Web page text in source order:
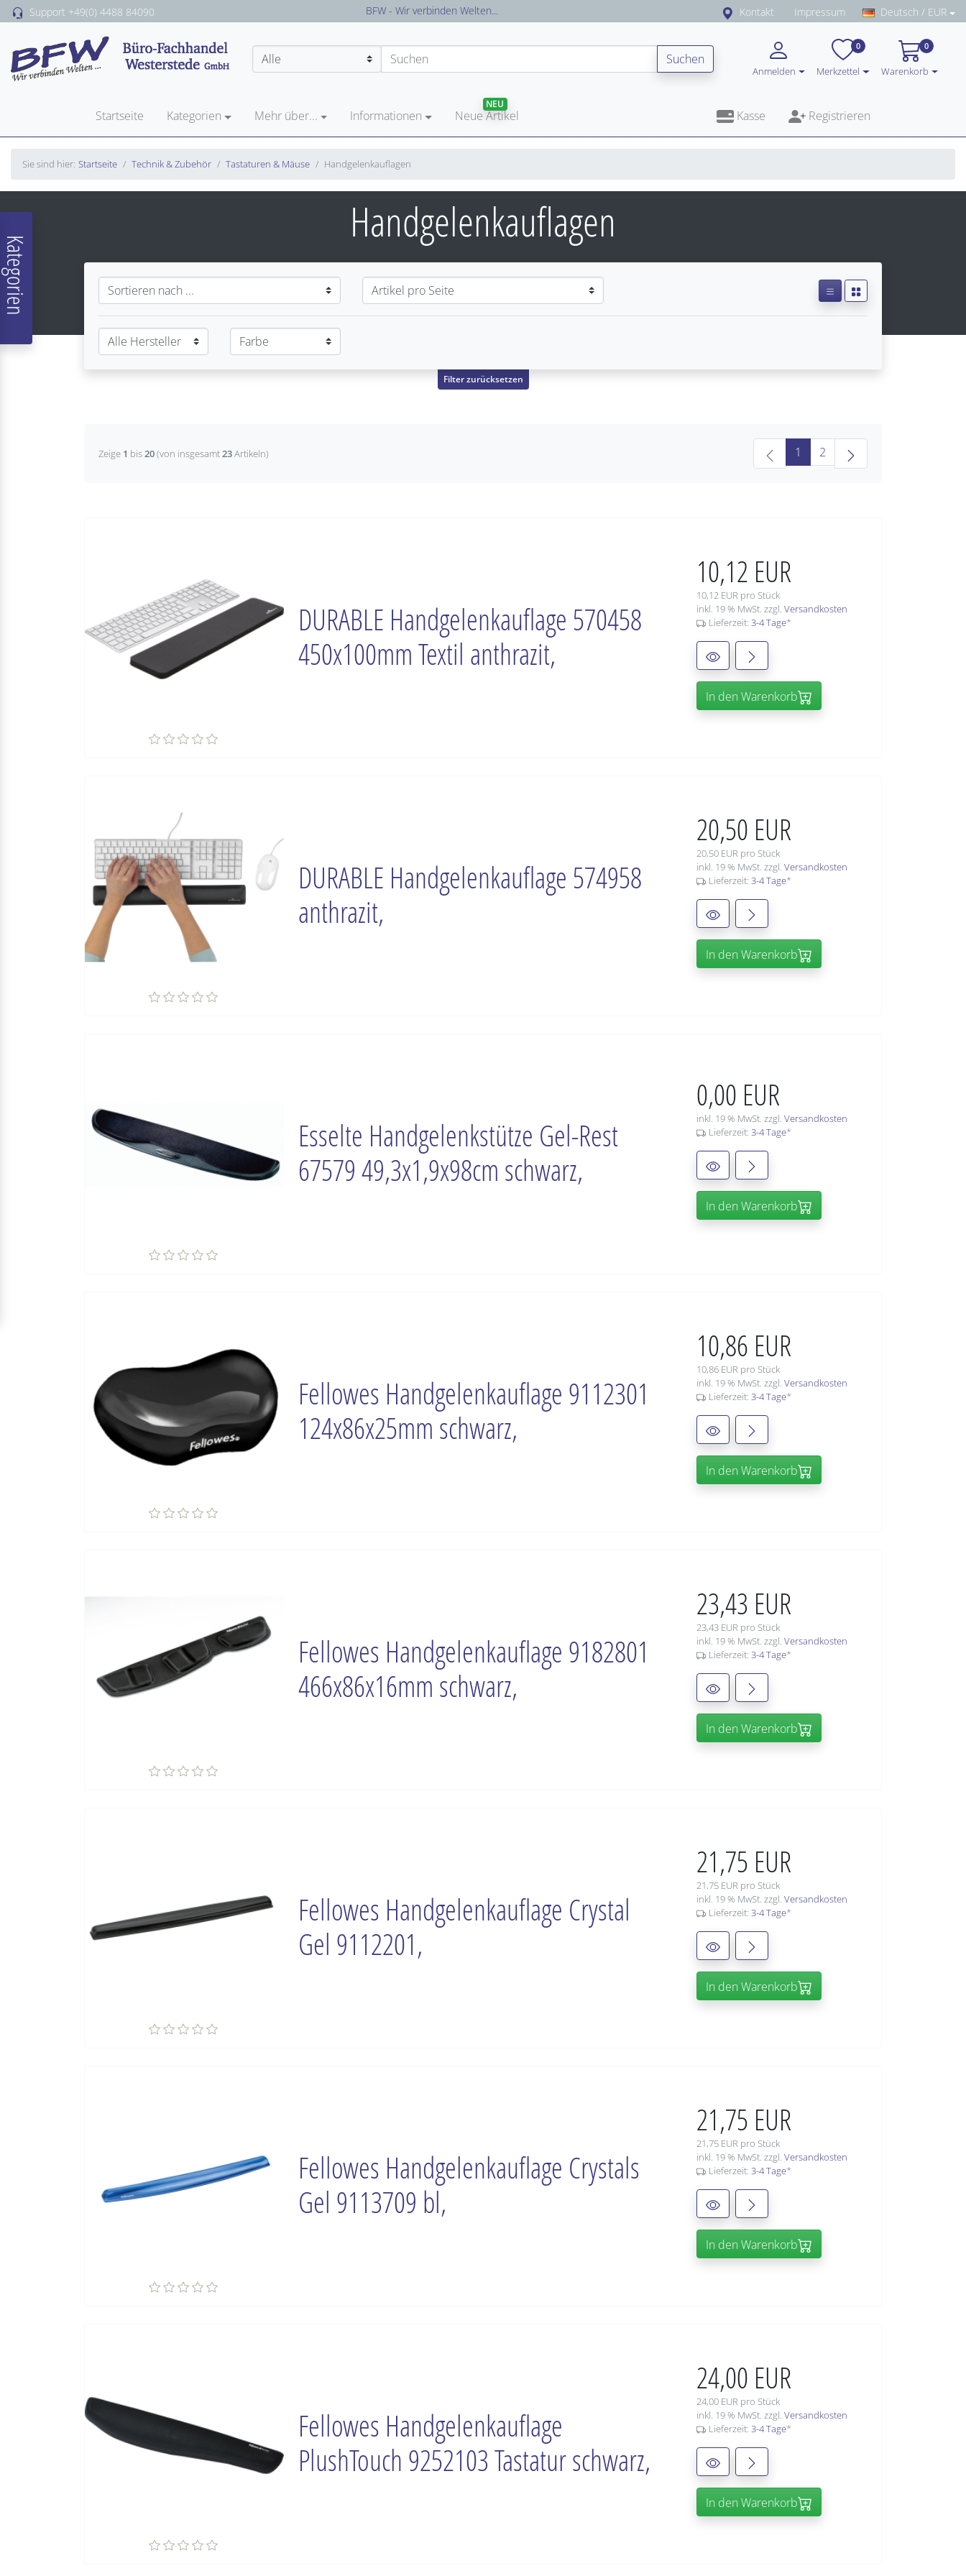
Support +49(0) 4488 84090 Versandkostenfreie Lieferung in Deutschland Kontakt Impressum Deutsch / EUR
Suchen
Anmelden Merkzettel
0
Warenkorb
0
Startseite Kategorien Mehr über... Informationen Neue Artikel
NEU
Kasse Registrieren
Sie sind hier: Startseite Technik & Zubehör Tastaturen & Mäuse Handgelenkauflagen
Handgelenkauflagen
Filter zurücksetzen
Zeige 1 bis20(von insgesamt23Artikeln) 1 (current)
2
10,12 EUR
10,12 EUR pro Stück
inkl. 19 % MwSt. zzgl. Versandkosten
Lieferzeit: 3-4 Tage*
In den Warenkorb
DURABLE Handgelenkauflage 570458
450x100mm Textil anthrazit,
20,50 EUR
20,50 EUR pro Stück
inkl. 19 % MwSt. zzgl. Versandkosten
Lieferzeit: 3-4 Tage*
In den Warenkorb
DURABLE Handgelenkauflage 574958
anthrazit,
0,00 EUR
inkl. 19 % MwSt. zzgl. Versandkosten
Lieferzeit: 3-4 Tage*
In den Warenkorb
Esselte Handgelenkstütze Gel-Rest
67579 49,3x1,9x98cm schwarz,
10,86 EUR
10,86 EUR pro Stück
inkl. 19 % MwSt. zzgl. Versandkosten
Lieferzeit: 3-4 Tage*
In den Warenkorb
Fellowes Handgelenkauflage 9112301
124x86x25mm schwarz,
23,43 EUR
23,43 EUR pro Stück
inkl. 19 % MwSt. zzgl. Versandkosten
Lieferzeit: 3-4 Tage*
In den Warenkorb
Fellowes Handgelenkauflage 9182801
466x86x16mm schwarz,
21,75 EUR
21,75 EUR pro Stück
inkl. 19 % MwSt. zzgl. Versandkosten
Lieferzeit: 3-4 Tage*
In den Warenkorb
Fellowes Handgelenkauflage Crystal
Gel 9112201,
21,75 EUR
21,75 EUR pro Stück
inkl. 19 % MwSt. zzgl. Versandkosten
Lieferzeit: 3-4 Tage*
In den Warenkorb
Fellowes Handgelenkauflage Crystals
Gel 9113709 bl,
24,00 EUR
24,00 EUR pro Stück
inkl. 19 % MwSt. zzgl. Versandkosten
Lieferzeit: 3-4 Tage*
In den Warenkorb
Fellowes Handgelenkauflage
PlushTouch 9252103 Tastatur schwarz,
Kategorien